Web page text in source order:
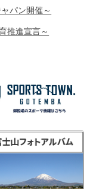
パン開催～
推進宣言～